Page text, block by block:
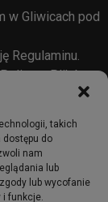
takich
dostępu do
nam
lub
lub wycofanie
i funkcje.
w Gliwicach pod
Regulaminu.
Polityce Plików